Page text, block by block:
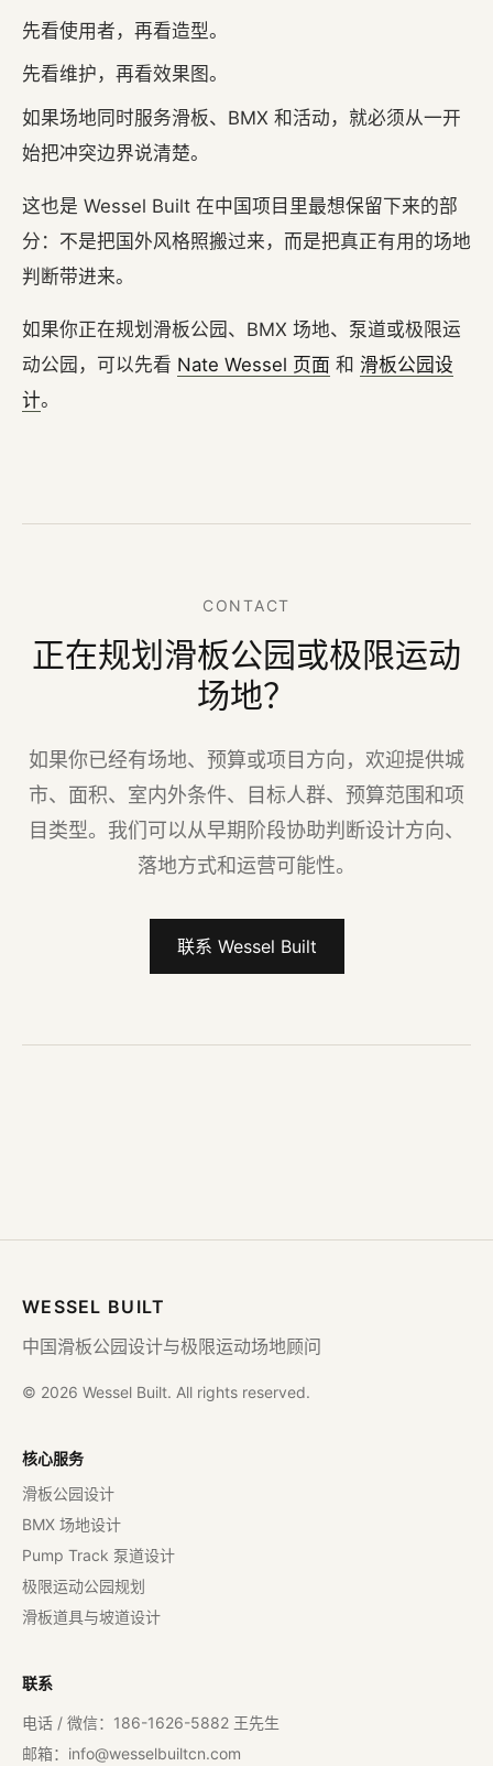
先看使用者，再看造型。
先看维护，再看效果图。
如果场地同时服务滑板、BMX 和活动，就必须从一开
始把冲突边界说清楚。
这也是 Wessel Built 在中国项目里最想保留下来的部
分：不是把国外风格照搬过来，而是把真正有用的场地
判断带进来。
如果你正在规划滑板公园、BMX 场地、泵道或极限运
动公园，可以先看 Nate Wessel 页面 和 滑板公园设
计。
CONTACT
正在规划滑板公园或极限运动
场地？
如果你已经有场地、预算或项目方向，欢迎提供城
市、面积、室内外条件、目标人群、预算范围和项
目类型。我们可以从早期阶段协助判断设计方向、
落地方式和运营可能性。
联系 Wessel Built
WESSEL BUILT
中国滑板公园设计与极限运动场地顾问
© 2026 Wessel Built. All rights reserved.
核心服务
滑板公园设计
BMX 场地设计
Pump Track 泵道设计
极限运动公园规划
滑板道具与坡道设计
联系
电话 / 微信：186-1626-5882 王先生
邮箱： info@wesselbuiltcn.com